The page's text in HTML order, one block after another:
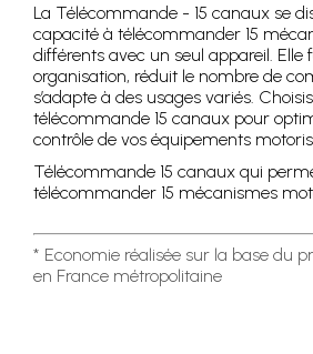
La Télécommande - 15 canaux se
capacité à télécommander 15
différents avec un seul appareil. Elle
organisation, réduit le nombre de
s’adapte à des usages variés.
télécommande 15 canaux pour
contrôle de vos équipements
Télécommande 15 canaux qui
télécommander 15 mécanismes
* Economie réalisée sur la base du
en France métropolitaine